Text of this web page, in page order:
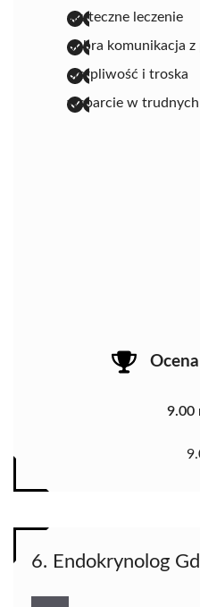
skuteczne leczenie
dobra komunikacja z
cierpliwość i troska
wsparcie w
9.00
6. Endokrynolog